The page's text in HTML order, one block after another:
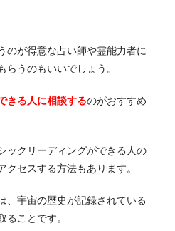
のが得意な占い師や霊能力者に
うのもいいでしょう。
きる人に相談するのがおすすめ
ックリーディングができる人の
セスする方法もあります。
、宇宙の歴史が記録されている
ることです。